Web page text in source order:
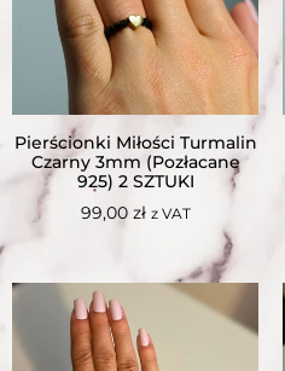
Pierścionki Miłości Turmalin
Czarny 3mm (Pozłacane
925) 2 SZTUKI
99,00 zł z VAT